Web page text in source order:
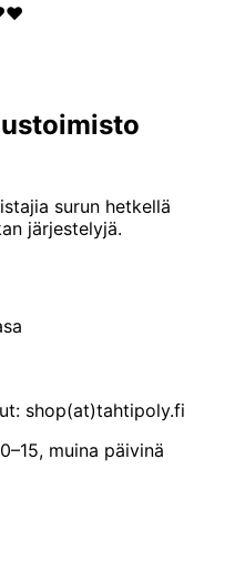
surun hetkellä
järjestelyjä.
shop(at)tahtipoly.fi
muina päivinä